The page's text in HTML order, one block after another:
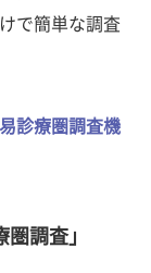
で簡単な調査
診療圏調査機
調査」